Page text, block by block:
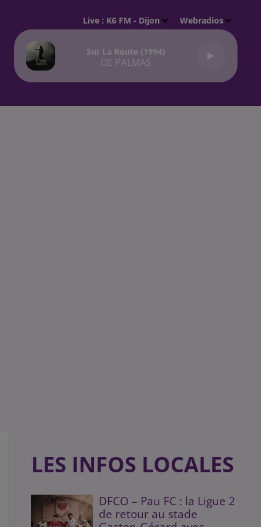
Live : K6 FM - Dijon Webradios
Sur La Route (1994)
DE PALMAS
LES INFOS LOCALES
DFCO – Pau FC : la Ligue 2
de retour au stade